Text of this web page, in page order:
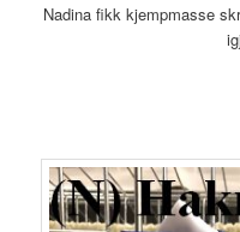
Nadina fikk kjempmasse